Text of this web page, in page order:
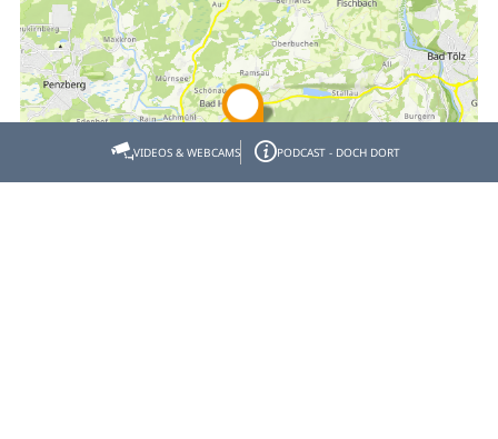
VIDEOS & WEBCAMS PODCAST - DOCH DORT